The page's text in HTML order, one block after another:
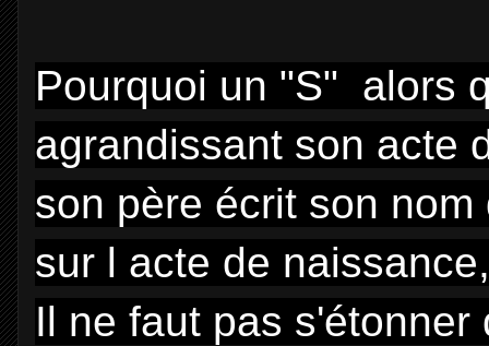
Pourquoi un "S" alors
agrandissant son acte
son père écrit son
sur l acte de
Il ne faut pas